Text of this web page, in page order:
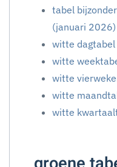
tabel
(januari 2026)
witte
witte
witte
witte
witte